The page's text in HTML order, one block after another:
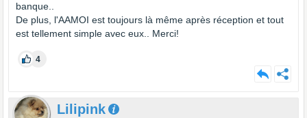
banque..
De plus, l'AAMOI est toujours là même après réception et tout
est tellement simple avec eux.. Merci!
4
Lilipink